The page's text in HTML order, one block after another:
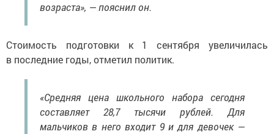
возраста», — пояснил он.
Стоимость подготовки к 1 сентября увеличилась
в последние годы, отметил политик.
«Средняя цена школьного набора сегодня
составляет 28,7 тысячи рублей. Для
мальчиков в него входит 9 и для девочек —